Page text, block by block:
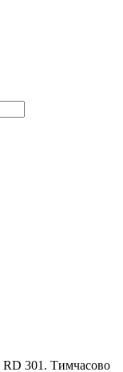
RD 301. Тимчасово